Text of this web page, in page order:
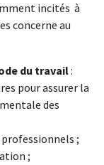
incités à
concerne au
du travail:
pour assurer la
des
;
;